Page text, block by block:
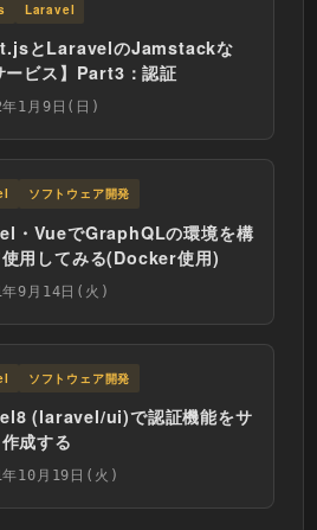
Laravel
とLaravelのJamstackな
ービス】Part3：認証
年1月9日(日)
ソフトウェア開発
・VueでGraphQLの環境を構
用してみる(Docker使用)
年9月14日(火)
ソフトウェア開発
(laravel/ui)で認証機能をサ
成する
年10月19日(火)